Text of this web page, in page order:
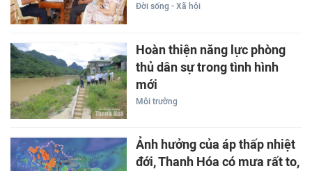
Đời sống - Xã hội
Hoàn thiện năng lực phòng
thủ dân sự trong tình hình
mới
Môi trường
Ảnh hưởng của áp thấp nhiệt
đới, Thanh Hóa có mưa rất to,